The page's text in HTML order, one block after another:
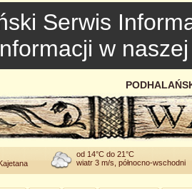
Serwis
w
od 14°C do 21°C
wiatr 3 m/s, północno-wschodni